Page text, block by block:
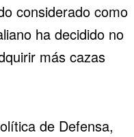
considerado como
ha decidido no
más cazas
de Defensa,